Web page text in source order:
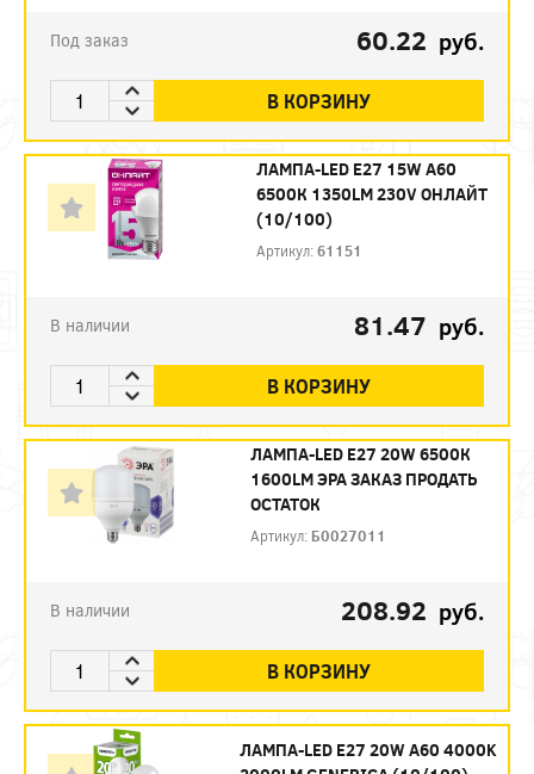
Под заказ 60.22 руб.
В КОРЗИНУ
ЛАМПА-LED E27 15W A60
6500К 1350LM 230V ОНЛАЙТ
(10/100)
Артикул:61151
В наличии 81.47 руб.
В КОРЗИНУ
ЛАМПА-LED E27 20W 6500К
1600LM ЭРА ЗАКАЗ ПРОДАТЬ
ОСТАТОК
Артикул: Б0027011
В наличии 208.92 руб.
В КОРЗИНУ
ЛАМПА-LED E27 20W A60 4000K